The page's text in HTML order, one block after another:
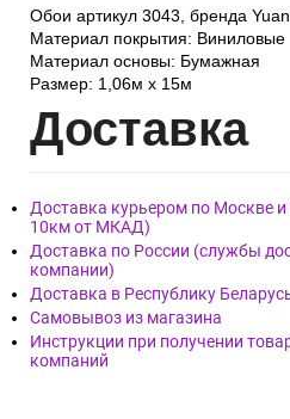
Обои артикул 3043, бренда
Материал покрытия: Виниловые
Материал основы: Бумажная
Размер: 1,06м x 15м
Доставка
Доставка курьером по Москве
10км от МКАД)
Доставка по России (службы
компании)
Доставка в Республику
Самовывоз из магазина
Инструкции при получении
компаний